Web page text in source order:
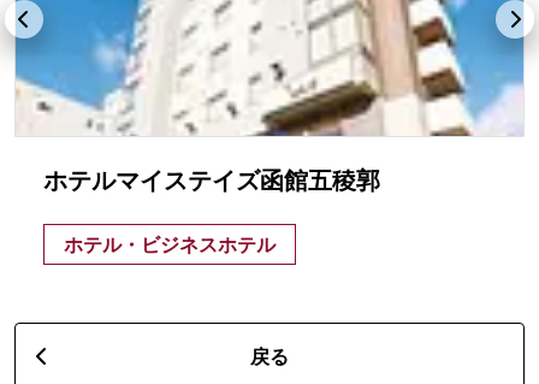
ホテルマイステイズ函館五稜郭
ホテル・ビジネスホテル
戻る